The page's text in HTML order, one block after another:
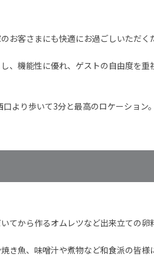
お客さまにも快適にお過ごしいただく
、機能性に優れ、ゲストの自由度を重
より歩いて3分と最高のロケーション。
てから作るオムレツなど出来立ての卵
き魚、味噌汁や煮物など和食派の皆様